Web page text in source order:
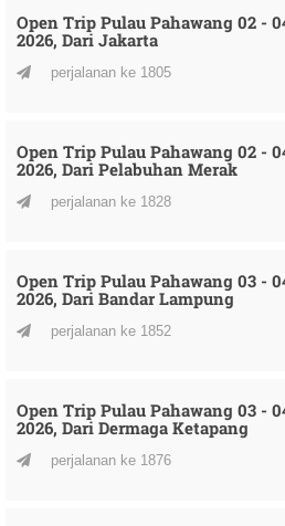
Open Trip Pulau Pahawang 02 -
2026, Dari Jakarta
perjalanan ke 1805
Open Trip Pulau Pahawang 02 -
2026, Dari Pelabuhan Merak
perjalanan ke 1828
Open Trip Pulau Pahawang 03 -
2026, Dari Bandar Lampung
perjalanan ke 1852
Open Trip Pulau Pahawang 03 -
2026, Dari Dermaga Ketapang
perjalanan ke 1876